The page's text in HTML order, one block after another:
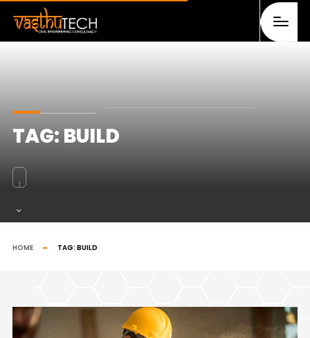
TAG:BUILD
HOME TAG: BUILD